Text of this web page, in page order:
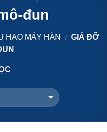
đun
HAO MÁY HÀN / GIÁ ĐỠ